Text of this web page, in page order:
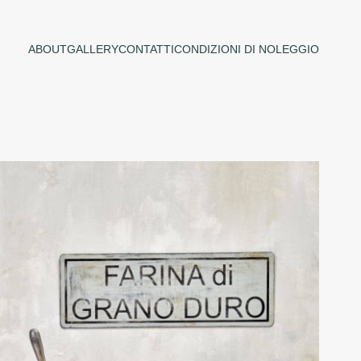
ABOUTGALLERYCONTATTICONDIZIONI DI NOLEGGIO